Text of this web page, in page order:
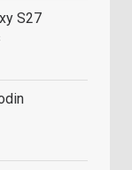
S27